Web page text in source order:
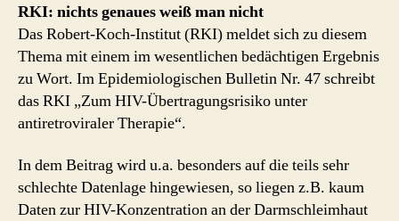
RKI: nichts genaues weiß man nicht
Das Robert-Koch-Institut (RKI) meldet sich zu diesem
Thema mit einem im wesentlichen bedächtigen Ergebnis
zu Wort. Im Epidemiologischen Bulletin Nr. 47 schreibt
das RKI „Zum HIV-Übertragungsrisiko unter
antiretroviraler Therapie“.
In dem Beitrag wird u.a. besonders auf die teils sehr
schlechte Datenlage hingewiesen, so liegen z.B. kaum
Daten zur HIV-Konzentration an der Darmschleimhaut